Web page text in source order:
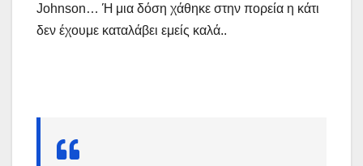
Johnson… Ή μια δόση χάθηκε στην πορεία η κάτι
δεν έχουμε καταλάβει εμείς καλά..